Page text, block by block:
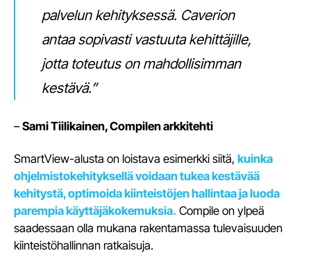
palvelun kehityksessä. Caverion
antaa sopivasti vastuuta kehittäjille,
jotta toteutus on mahdollisimman
kestävä.”
–Sami Tiilikainen, Compilen arkkitehti
SmartView-alusta on loistava esimerkki siitä, kuinka
ohjelmistokehityksellä voidaan tukea kestävää
kehitystä, optimoida kiinteistöjen hallintaa ja luoda
parempia käyttäjäkokemuksia. Compile on ylpeä
saadessaan olla mukana rakentamassa tulevaisuuden
kiinteistöhallinnan ratkaisuja.